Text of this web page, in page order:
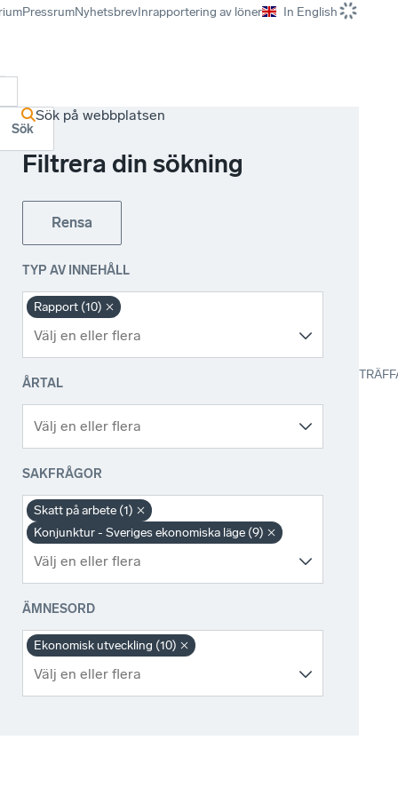
PressrumNyhetsbrevInrapportering av löner In English
Sök på webbplatsen
Filtrera din sökning
Rensa
TYP AV INNEHÅLL
Rapport (10)
ÅRTAL
SAKFRÅGOR
Skatt på arbete (1)
Konjunktur - Sveriges ekonomiska läge (9)
ÄMNESORD
Ekonomisk utveckling (10)
Sök